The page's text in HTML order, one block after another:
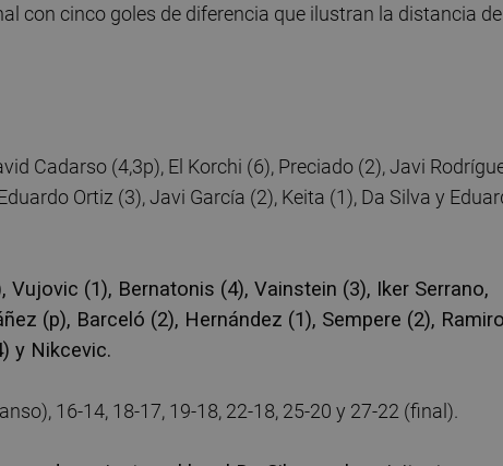
con cinco goles de diferencia que ilustran la distancia de
Cadarso (4,3p), El Korchi (6), Preciado (2), Javi
Ortiz (3), Javi García (2), Keita (1), Da Silva y
Vujovic (1), Bernatonis (4), Vainstein (3), Iker Serrano,
(p), Barceló (2), Hernández (1), Sempere (2), Ramiro
y Nikcevic.
16-14, 18-17, 19-18, 22-18, 25-20 y 27-22 (final).